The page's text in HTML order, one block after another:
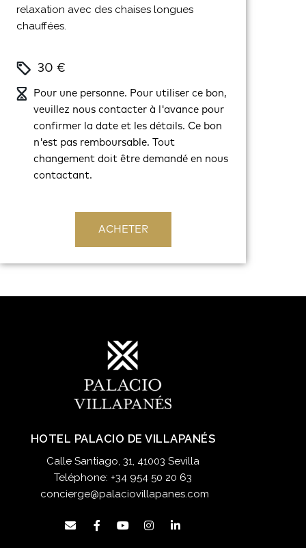
relaxation avec des chaises longues
chauffées.
30 €
Pour une personne. Pour utiliser ce bon,
veuillez nous contacter à l'avance pour
confirmer la date et les détails. Ce bon
n'est pas remboursable. Tout
changement doit être demandé en nous
contactant.
ACHETER
HOTEL PALACIO DE VILLAPANÉS
Calle Santiago, 31, 41003 Sevilla
Teléphone: +34 954 50 20 63
concierge@palaciovillapanes.com